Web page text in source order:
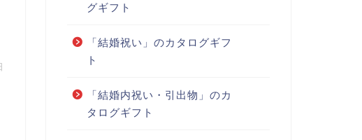
グギフト
「結婚祝い」のカタログギフ
ト
「結婚内祝い・引出物」のカ
タログギフト